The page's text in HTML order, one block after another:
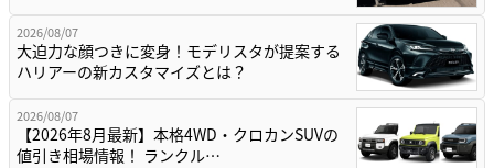
2026/08/07
大迫力な顔つきに変身！モデリスタが提案する
ハリアーの新カスタマイズとは？
2026/08/07
【2026年8月最新】本格4WD・クロカンSUVの
値引き相場情報！ ランクル…